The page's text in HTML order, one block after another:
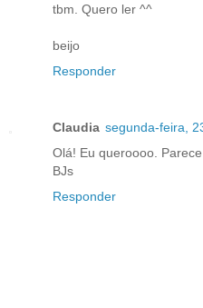
tbm. Quero ler ^^
beijo
Responder
Claudia segunda-feira,
Olá! Eu queroooo.
BJs
Responder